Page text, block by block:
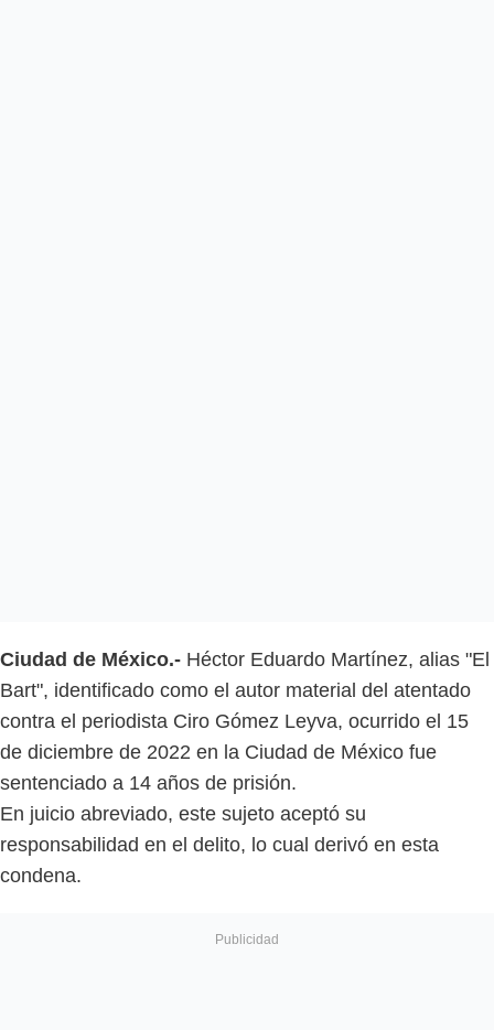
Ciudad de México.- Héctor Eduardo Martínez, alias "El
Bart", identificado como el autor material del atentado
contra el periodista Ciro Gómez Leyva, ocurrido el 15
de diciembre de 2022 en la Ciudad de México fue
sentenciado a 14 años de prisión.
En juicio abreviado, este sujeto aceptó su
responsabilidad en el delito, lo cual derivó en esta
condena.